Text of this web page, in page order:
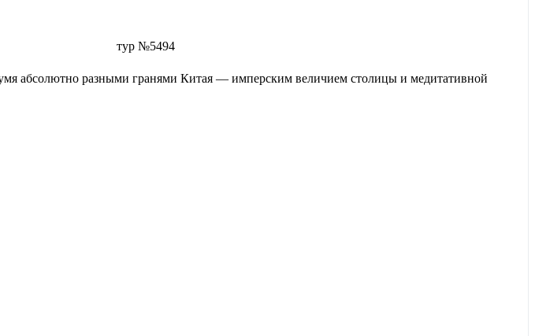
тур №5494
абсолютно разными гранями Китая — имперским величием столицы и медитативной